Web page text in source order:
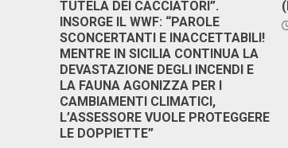
TUTELA DEI CACCIATORI”.
INSORGE IL WWF: “PAROLE
SCONCERTANTI E INACCETTABILI!
MENTRE IN SICILIA CONTINUA LA
DEVASTAZIONE DEGLI INCENDI E
LA FAUNA AGONIZZA PER I
CAMBIAMENTI CLIMATICI,
L’ASSESSORE VUOLE PROTEGGERE
LE DOPPIETTE”